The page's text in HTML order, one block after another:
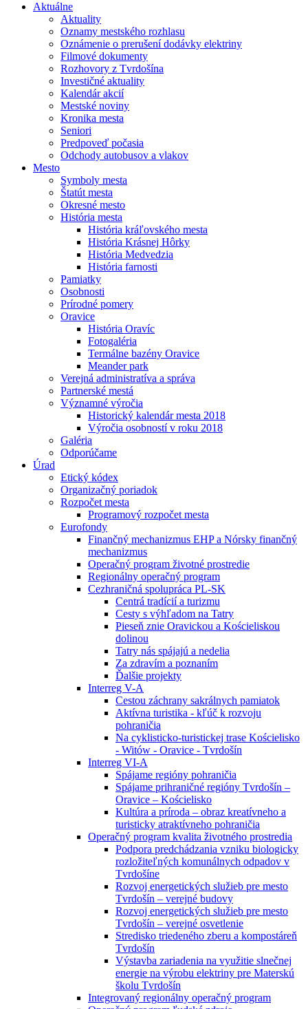
Aktuálne
Aktuality
Oznamy mestského rozhlasu
Oznámenie o prerušení dodávky elektriny
Filmové dokumenty
Rozhovory z Tvrdošína
Investičné aktuality
Kalendár akcií
Mestské noviny
Kronika mesta
Seniori
Predpoveď počasia
Odchody autobusov a vlakov
Mesto
Symboly mesta
Štatút mesta
Okresné mesto
História mesta
História kráľovského mesta
História Krásnej Hôrky
História Medvedzia
História farnosti
Pamiatky
Osobnosti
Prírodné pomery
Oravice
História Oravíc
Fotogaléria
Termálne bazény Oravice
Meander park
Verejná administratíva a správa
Partnerské mestá
Významné výročia
Historický kalendár mesta 2018
Výročia osobností v roku 2018
Galéria
Odporúčame
Úrad
Etický kódex
Organizačný poriadok
Rozpočet mesta
Programový rozpočet mesta
Eurofondy
Finančný mechanizmus EHP a Nórsky finančný
mechanizmus
Operačný program životné prostredie
Regionálny operačný program
Cezhraničná spolupráca PL-SK
Centrá tradícií a turizmu
Cesty s výhľadom na Tatry
Pieseň znie Oravickou a Kościeliskou
dolinou
Tatry nás spájajú a nedelia
Za zdravím a poznaním
Ďalšie projekty
Interreg V-A
Cestou záchrany sakrálnych pamiatok
Aktívna turistika - kľúč k rozvoju
pohraničia
Na cyklisticko-turistickej trase Kościelisko
- Witów - Oravice - Tvrdošín
Interreg VI-A
Spájame regióny pohraničia
Spájame prihraničné regióny Tvrdošín –
Oravice – Kościelisko
Kultúra a príroda – obraz kreatívneho a
turisticky atraktívneho pohraničia
Operačný program kvalita životného prostredia
Podpora predchádzania vzniku biologicky
rozložiteľných komunálnych odpadov v
Tvrdošíne
Rozvoj energetických služieb pre mesto
Tvrdošín – verejné budovy
Rozvoj energetických služieb pre mesto
Tvrdošín – verejné osvetlenie
Stredisko triedeného zberu a kompostáreň
Tvrdošín
Výstavba zariadenia na využitie slnečnej
energie na výrobu elektriny pre Materskú
školu Tvrdošín
Integrovaný regionálny operačný program